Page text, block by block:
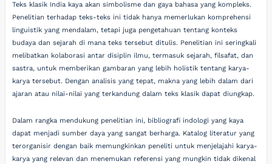
Teks klasik India kaya akan simbolisme dan gaya bahasa yang kompleks.
Penelitian terhadap teks-teks ini tidak hanya memerlukan komprehensi
linguistik yang mendalam, tetapi juga pengetahuan tentang konteks
budaya dan sejarah di mana teks tersebut ditulis. Penelitian ini seringkali
melibatkan kolaborasi antar disiplin ilmu, termasuk sejarah, filsafat, dan
sastra, untuk memberikan gambaran yang lebih holistik tentang karya-
karya tersebut. Dengan analisis yang tepat, makna yang lebih dalam dari
ajaran atau nilai-nilai yang terkandung dalam teks klasik dapat diungkap.
Dalam rangka mendukung penelitian ini, bibliografi indologi yang kaya
dapat menjadi sumber daya yang sangat berharga. Katalog literatur yang
terorganisir dengan baik memungkinkan peneliti untuk menjelajahi karya-
karya yang relevan dan menemukan referensi yang mungkin tidak dikenal